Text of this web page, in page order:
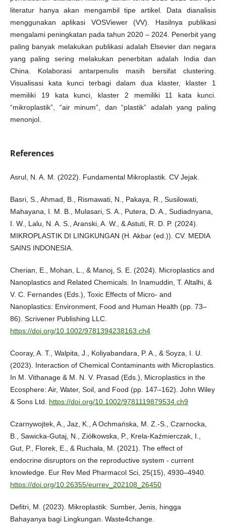
literatur hanya akan mengambil tipe artikel. Data dianalisis
menggunakan aplikasi VOSViewer (VV). Hasilnya publikasi
mengalami peningkatan pada tahun 2020 – 2024. Penerbit yang
paling banyak melakukan publikasi adalah Elsevier dan negara
yang paling sering melakukan penerbitan adalah India dan
China. Kolaborasi antarpenulis masih bersifat clustering.
Visualisasi kata kunci terbagi dalam dua klaster, klaster 1
memiliki 19 kata kunci, klaster 2 memiliki 11 kata kunci.
“mikroplastik”, “air minum”, dan “plastik” adalah yang paling
menonjol.
References
Asrul, N. A. M. (2022). Fundamental Mikroplastik. CV Jejak.
Basri, S., Ahmad, B., Rismawati, N., Pakaya, R., Susilowati,
Mahayana, I. M. B., Mulasari, S. A., Putera, D. A., Sudiadnyana,
I. W., Lalu, N. A. S., Aranski, A. W., & Astuti, R. D. P. (2024).
MIKROPLASTIK DI LINGKUNGAN (H. Akbar (ed.)). CV. MEDIA
SAINS INDONESIA.
Cherian, E., Mohan, L., & Manoj, S. E. (2024). Microplastics and
Nanoplastics and Related Chemicals. In Inamuddin, T. Altalhi, &
V. C. Fernandes (Eds.), Toxic Effects of Micro‐ and
Nanoplastics: Environment, Food and Human Health (pp. 73–
86). Scrivener Publishing LLC.
https://doi.org/10.1002/9781394238163.ch4
Cooray, A. T., Walpita, J., Koliyabandara, P. A., & Soyza, I. U.
(2023). Interaction of Chemical Contaminants with Microplastics.
In M. Vithanage & M. N. V. Prasad (Eds.), Microplastics in the
Ecosphere: Air, Water, Soil, and Food (pp. 147–162). John Wiley
& Sons Ltd. https://doi.org/10.1002/9781119879534.ch9
Czarnywojtek, A., Jaz, K., A Ochmańska, M. Z.-S., Czarnocka,
B., Sawicka-Gutaj, N., Ziółkowska, P., Krela-Kaźmierczak, I.,
Gut, P., Florek, E., & Ruchała, M. (2021). The effect of
endocrine disruptors on the reproductive system - current
knowledge. Eur Rev Med Pharmacol Sci, 25(15), 4930–4940.
https://doi.org/10.26355/eurrev_202108_26450
Defitri, M. (2023). Mikroplastik: Sumber, Jenis, hingga
Bahayanya bagi Lingkungan. Waste4change.